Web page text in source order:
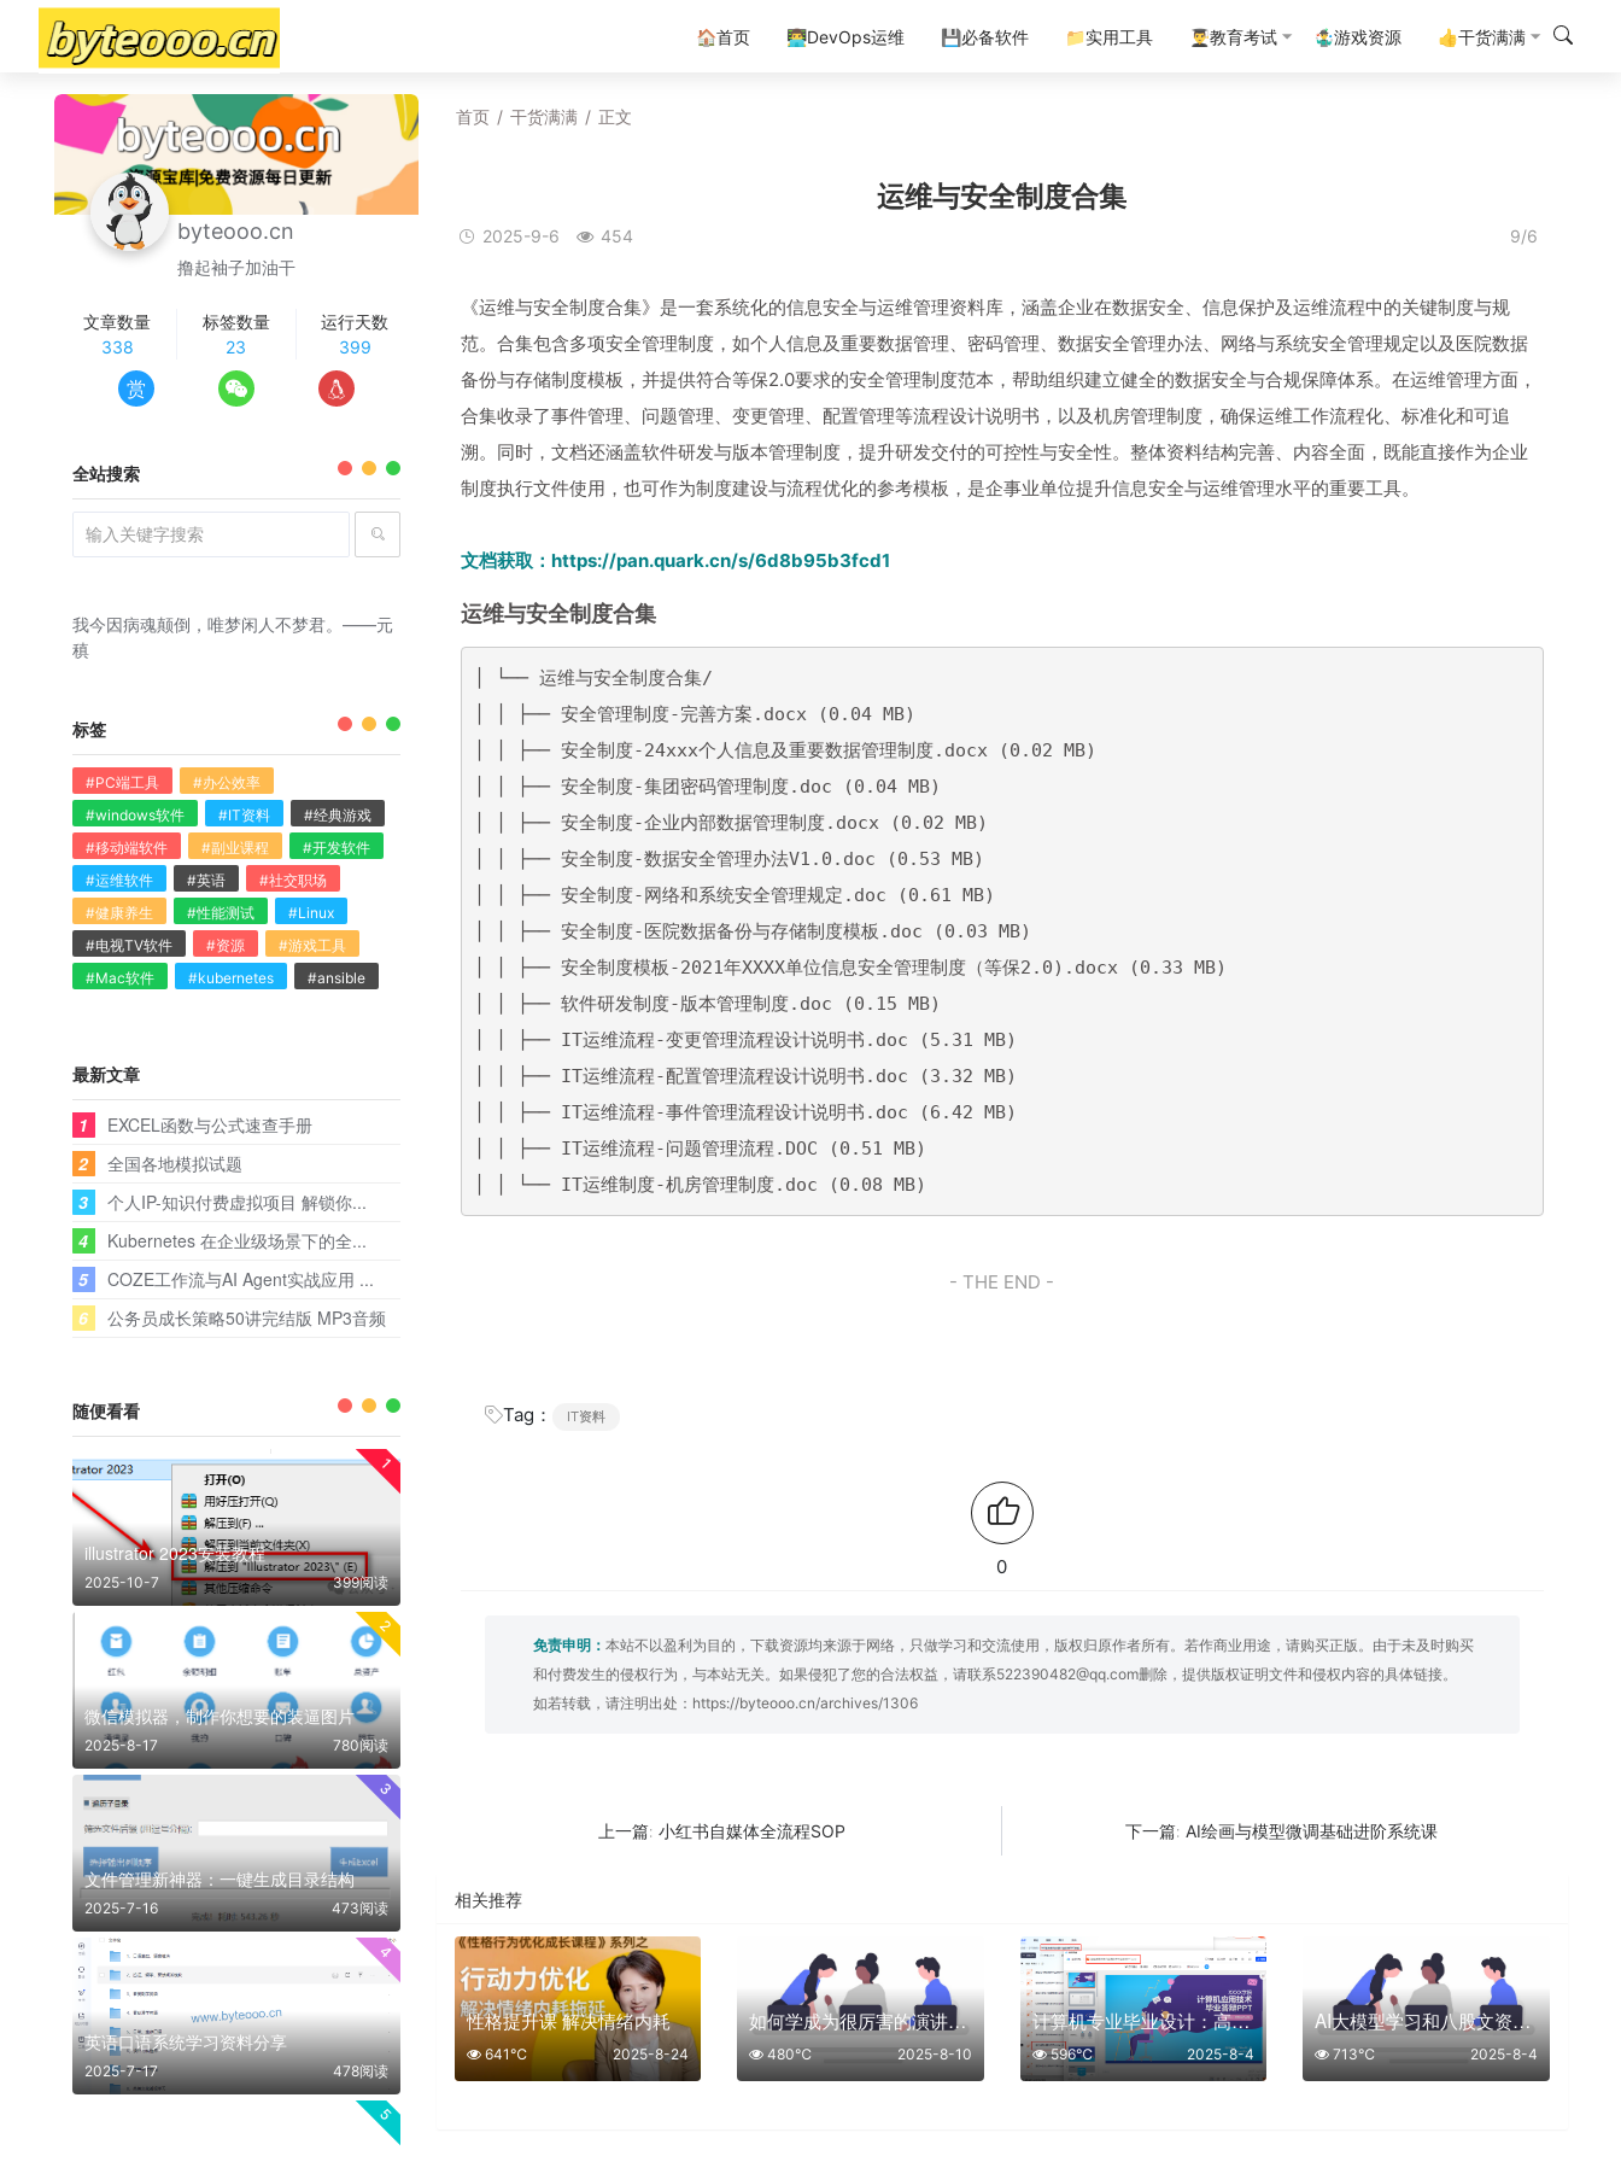
🏠首页 👨‍💻DevOps运维 💾必备软件 📁实用工具 👨‍🎓教育考试 🤹‍♂️游戏资源 👍干货满满
首页 / 干货满满 / 正文
运维与安全制度合集
2025-9-6 454 9/6
《运维与安全制度合集》是一套系统化的信息安全与运维管理资料库，涵盖企业在数据安全、信息保护及运维流程中的关键制度与规
范。合集包含多项安全管理制度，如个人信息及重要数据管理、密码管理、数据安全管理办法、网络与系统安全管理规定以及医院数据
备份与存储制度模板，并提供符合等保2.0要求的安全管理制度范本，帮助组织建立健全的数据安全与合规保障体系。在运维管理方面，
合集收录了事件管理、问题管理、变更管理、配置管理等流程设计说明书，以及机房管理制度，确保运维工作流程化、标准化和可追
溯。同时，文档还涵盖软件研发与版本管理制度，提升研发交付的可控性与安全性。整体资料结构完善、内容全面，既能直接作为企业
制度执行文件使用，也可作为制度建设与流程优化的参考模板，是企事业单位提升信息安全与运维管理水平的重要工具。
文档获取： https://pan.quark.cn/s/6d8b95b3fcd1
运维与安全制度合集
│ └── 运维与安全制度合集/
│ │ ├── 安全管理制度-完善方案.docx (0.04 MB)
│ │ ├── 安全制度-24xxx个人信息及重要数据管理制度.docx (0.02 MB)
│ │ ├── 安全制度-集团密码管理制度.doc (0.04 MB)
│ │ ├── 安全制度-企业内部数据管理制度.docx (0.02 MB)
│ │ ├── 安全制度-数据安全管理办法V1.0.doc (0.53 MB)
│ │ ├── 安全制度-网络和系统安全管理规定.doc (0.61 MB)
│ │ ├── 安全制度-医院数据备份与存储制度模板.doc (0.03 MB)
│ │ ├── 安全制度模板-2021年XXXX单位信息安全管理制度（等保2.0).docx (0.33 MB)
│ │ ├── 软件研发制度-版本管理制度.doc (0.15 MB)
│ │ ├── IT运维流程-变更管理流程设计说明书.doc (5.31 MB)
│ │ ├── IT运维流程-配置管理流程设计说明书.doc (3.32 MB)
│ │ ├── IT运维流程-事件管理流程设计说明书.doc (6.42 MB)
│ │ ├── IT运维流程-问题管理流程.DOC (0.51 MB)
│ │ └── IT运维制度-机房管理制度.doc (0.08 MB)
- THE END -
Tag： IT资料
0
免责申明： 本站不以盈利为目的，下载资源均来源于网络，只做学习和交流使用，版权归原作者所有。若作商业用途，请购买正版。由于未及时购买
和付费发生的侵权行为，与本站无关。如果侵犯了您的合法权益，请联系522390482@qq.com删除，提供版权证明文件和侵权内容的具体链接。
如若转载，请注明出处： https://byteooo.cn/archives/1306
上一篇: 小红书自媒体全流程SOP 下一篇: AI绘画与模型微调基础进阶系统课
相关推荐
性格提升课 解决情绪内耗
2025-8-24
641℃
如何学成为很厉害的演讲高手
2025-8-10
480℃
计算机专业毕业设计：高质量毕业答辩 PPT 分享
2025-8-4
596℃
AI大模型学习和八股文资料合集
2025-8-4
713℃
byteooo.cn
撸起袖子加油干
文章数量
338
标签数量
23
运行天数
399
赏
全站搜索
我今因病魂颠倒，唯梦闲人不梦君。——元
稹
标签
#PC端工具
#办公效率
#windows软件
#IT资料
#经典游戏
#移动端软件
#副业课程
#开发软件
#运维软件
#英语
#社交职场
#健康养生
#性能测试
#Linux
#电视TV软件
#资源
#游戏工具
#Mac软件
#kubernetes #ansible
最新文章
1
EXCEL函数与公式速查手册
2
全国各地模拟试题
3
个人IP-知识付费虚拟项目 解锁你...
4
Kubernetes 在企业级场景下的全...
5
COZE工作流与AI Agent实战应用 ...
6
公务员成长策略50讲完结版 MP3音频
随便看看
1
illustrator 2023安装教程
2025-10-7 399阅读
2
微信模拟器，制作你想要的装逼图片
2025-8-17 780阅读
3
文件管理新神器：一键生成目录结构
2025-7-16 473阅读
4
英语口语系统学习资料分享
2025-7-17 478阅读
5